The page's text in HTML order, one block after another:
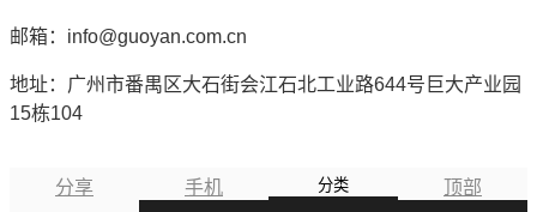
邮箱：info@guoyan.com.cn
地址：广州市番禺区大石街会江石北工业路644号巨大产业园
15栋104
分享 手机 分类 顶部